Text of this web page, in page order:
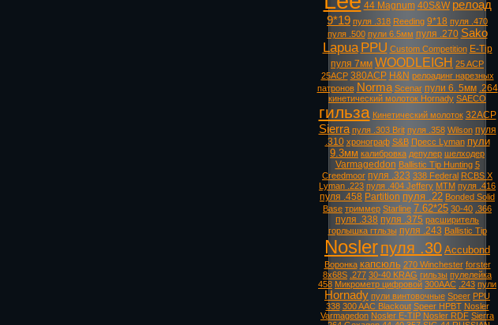
44 Magnum 40S&W релоад
9*19 пуля .318 Reeding 9*18 пуля .470
пуля .500 пули 6.5мм пуля .270 Sako
Lapua PPU Custom Competition E-Tip
пуля 7мм WOODLEIGH 25 ACP
25ACP 380ACP H&N релоадинг нарезных
патронов Norma Scenar пули 6. 5мм .264
кинетический молоток Hornady SAECO
гильза Кинетический молоток 32ACP
Sierra пуля .303 Brit пуля .358 Wilson пуля
.310 хронограф S&B Пресс Lyman пули
9.3мм калибровка депулер шелходер
Varmageddon Ballistic Tip Hunting 5
Creedmoor пуля .323 338 Federal RCBS X
Lyman .223 пуля .404 Jeffery MTM пуля .416
пуля .458 Partition пуля .22 Bonded Solid
Base триммер Starline 7.62*25 30-40 .366
пуля .338 пуля .375 расширитель
горлышка гтльзы пуля .243 Ballistic Tip
Noslerпуля .30 Accubond
Воронка капсюль 270 Winchester forster
8х68S .277 30-40 KRAG гильзы пулелейка
458 Микрометр цифровой 300AAC .243 пули
Hornady пули винтовочные Speer PPU
338 300 AAC Blackout Speer HPBT Nosler
Varmagedon Nosler E-TIP Nosler RDF Sierra